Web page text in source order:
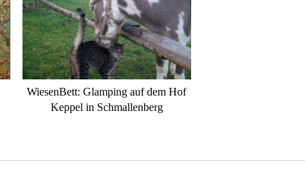
WiesenBett: Glamping auf dem Hof
Keppel in Schmallenberg